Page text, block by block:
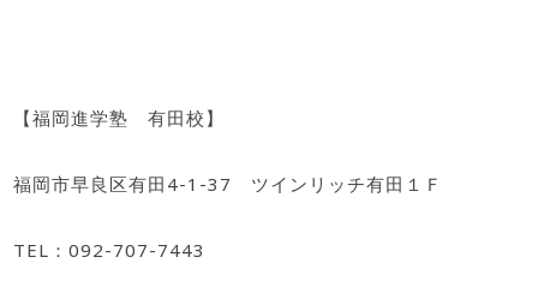
【福岡進学塾 有田校】
福岡市早良区有田4-1-37 ツインリッチ有田１Ｆ
TEL：092-707-7443